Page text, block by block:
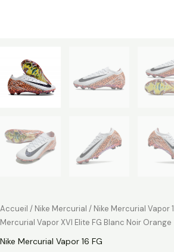
Accueil / Nike Mercurial / Nike Mercurial Vapor
Mercurial Vapor XVI Elite FG Blanc Noir Orange
Nike Mercurial Vapor 16 FG